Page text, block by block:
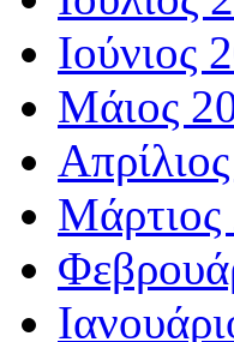
Ιούνιος
Μάιος
Μάρτιος